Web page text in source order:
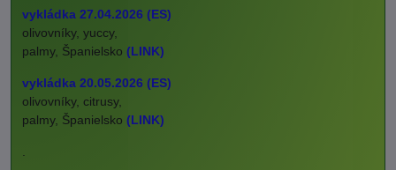
vykládka 27.04.2026 (ES)
olivovníky, yuccy,
palmy, Španielsko (LINK)
vykládka 20.05.2026 (ES)
olivovníky, citrusy,
palmy, Španielsko (LINK)
.